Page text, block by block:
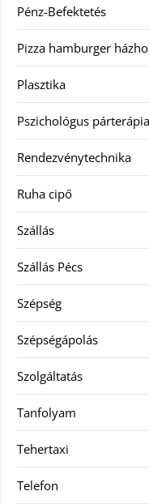
Pénz-Befektetés
Pizza hamburger
Plasztika
Pszichológus párterápia
Rendezvénytechnika
Ruha cipő
Szállás
Szállás Pécs
Szépség
Szépségápolás
Szolgáltatás
Tanfolyam
Tehertaxi
Telefon